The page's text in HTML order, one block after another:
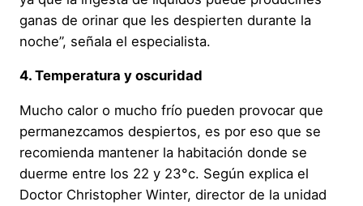
ganas de orinar que les despierten durante la
noche”, señala el especialista.
4. Temperatura y oscuridad
Mucho calor o mucho frío pueden provocar que
permanezcamos despiertos, es por eso que se
recomienda mantener la habitación donde se
duerme entre los 22 y 23°c. Según explica el
Doctor Christopher Winter, director de la unidad